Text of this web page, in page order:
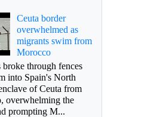
Ceuta border
overwhelmed as
migrants swim from
Morocco
through fences
into Spain's North
of Ceuta from
overwhelming the
prompting M...